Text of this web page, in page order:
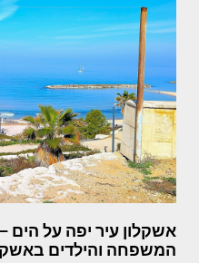
המשפחה והילדים